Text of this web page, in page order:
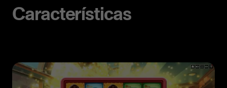
Características